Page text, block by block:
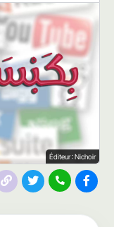
Éditeur : Nichoir